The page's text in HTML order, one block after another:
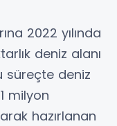
2022 yılında
deniz alanı
süreçte deniz
milyon
hazırlanan